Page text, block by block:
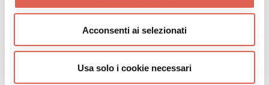
Acconsenti ai selezionati
Usa solo i cookie necessari